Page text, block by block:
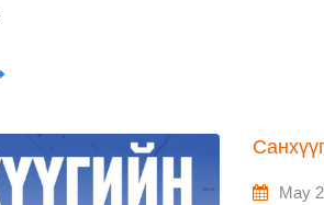
May